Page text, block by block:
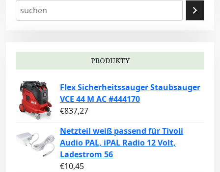
PRODUKTY
Flex Sicherheitssauger Staubsauger
VCE 44 M AC #444170
€837,27
Netzteil weiß passend für Tivoli
Audio PAL, iPAL Radio 12 Volt,
Ladestrom 56
€10,45